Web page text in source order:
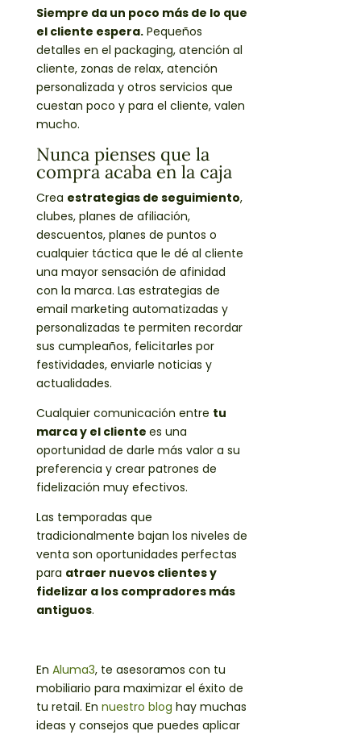
Siempre da un poco más de lo que
el cliente espera.Pequeños
detalles en el packaging, atención al
cliente, zonas de relax, atención
personalizada y otros servicios que
cuestan poco y para el cliente, valen
mucho.
Nunca pienses que la
compra acaba en la caja
Crea estrategias de seguimiento,
clubes, planes de afiliación,
descuentos, planes de puntos o
cualquier táctica que le dé al cliente
una mayor sensación de afinidad
con la marca. Las estrategias de
email marketing automatizadas y
personalizadas te permiten recordar
sus cumpleaños, felicitarles por
festividades, enviarle noticias y
actualidades.
Cualquier comunicación entre tu
marca y el cliente es una
oportunidad de darle más valor a su
preferencia y crear patrones de
fidelización muy efectivos.
Las temporadas que
tradicionalmente bajan los niveles de
venta son oportunidades perfectas
para atraer nuevos clientes y
fidelizar a los compradores más
antiguos.
En Aluma3, te asesoramos con tu
mobiliario para maximizar el éxito de
tu retail. En nuestro blog hay muchas
ideas y consejos que puedes aplicar